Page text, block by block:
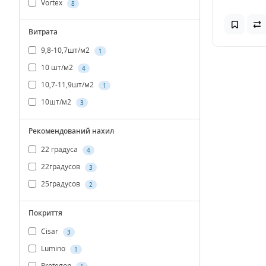
Vortex 8
Витрата
9,8-10,7шт/м2
1
10 шт/м2 4
10,7-11,9шт/м2 1
10шт/м2 3
Рекомендований нахил
22 градуса
4
22градусов 3
25градусов 2
Покриття
Cisar
3
Lumino 1